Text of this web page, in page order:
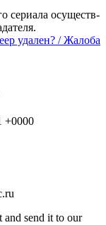
се­риа­ла осу­ще­ст­в­
уда­лен? / Жа­ло­ба